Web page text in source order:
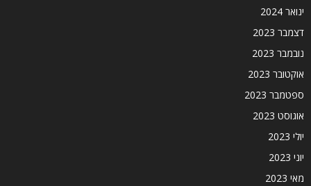
ינואר 2024
דצמבר 2023
נובמבר 2023
אוקטובר 2023
ספטמבר 2023
אוגוסט 2023
יולי 2023
יוני 2023
מאי 2023